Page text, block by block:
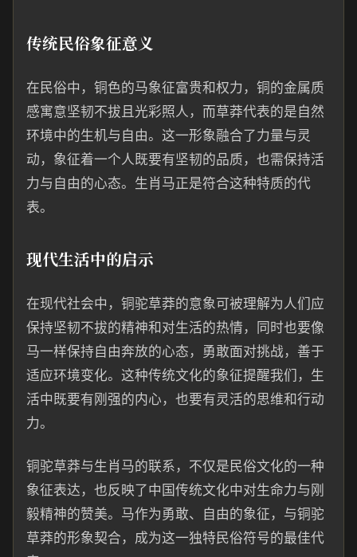
传统民俗象征意义
在民俗中，铜色的马象征富贵和权力，铜的金属质
感寓意坚韧不拔且光彩照人，而草莽代表的是自然
环境中的生机与自由。这一形象融合了力量与灵
动，象征着一个人既要有坚韧的品质，也需保持活
力与自由的心态。生肖马正是符合这种特质的代
表。
现代生活中的启示
在现代社会中，铜驼草莽的意象可被理解为人们应
保持坚韧不拔的精神和对生活的热情，同时也要像
马一样保持自由奔放的心态，勇敢面对挑战，善于
适应环境变化。这种传统文化的象征提醒我们，生
活中既要有刚强的内心，也要有灵活的思维和行动
力。
铜驼草莽与生肖马的联系，不仅是民俗文化的一种
象征表达，也反映了中国传统文化中对生命力与刚
毅精神的赞美。马作为勇敢、自由的象征，与铜驼
草莽的形象契合，成为这一独特民俗符号的最佳代